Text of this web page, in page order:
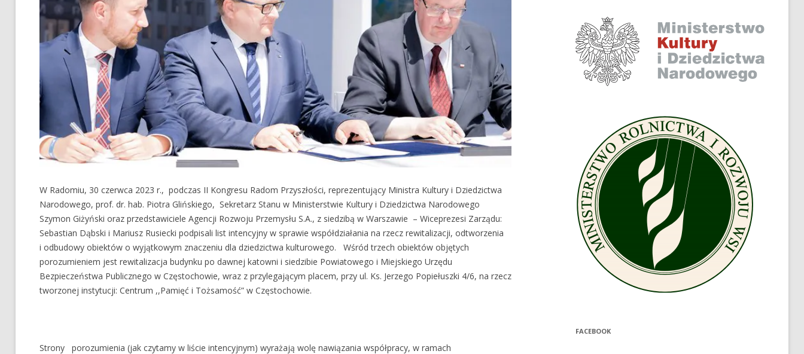
W Radomiu, 30 czerwca 2023 r., podczas II Kongresu Radom Przyszłości, reprezentujący Ministra Kultury i Dziedzictwa
Narodowego, prof. dr. hab. Piotra Glińskiego, Sekretarz Stanu w Ministerstwie Kultury i Dziedzictwa Narodowego
Szymon Giżyński oraz przedstawiciele Agencji Rozwoju Przemysłu S.A., z siedzibą w Warszawie – Wiceprezesi Zarządu:
Sebastian Dąbski i Mariusz Rusiecki podpisali list intencyjny w sprawie współdziałania na rzecz rewitalizacji, odtworzenia
i odbudowy obiektów o wyjątkowym znaczeniu dla dziedzictwa kulturowego. Wśród trzech obiektów objętych
porozumieniem jest rewitalizacja budynku po dawnej katowni i siedzibie Powiatowego i Miejskiego Urzędu
Bezpieczeństwa Publicznego w Częstochowie, wraz z przylegającym placem, przy ul. Ks. Jerzego Popiełuszki 4/6, na rzecz
tworzonej instytucji: Centrum ,,Pamięć i Tożsamość” w Częstochowie.
Strony porozumienia (jak czytamy w liście intencyjnym) wyrażają wolę nawiązania współpracy, w ramach
FACEBOOK